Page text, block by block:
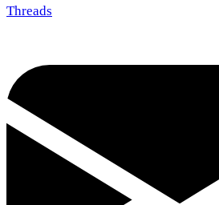
Threads